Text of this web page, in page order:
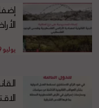
يوليو 29, 2026